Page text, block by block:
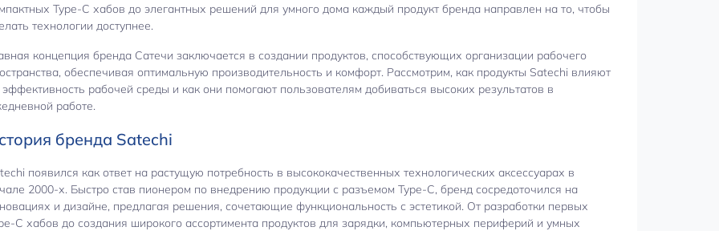
Type-C хабов до элегантных решений для умного дома каждый продукт бренда направлен на то, чтобы
технологии доступнее.
концепция бренда Сатечи заключается в создании продуктов, способствующих организации рабочего
обеспечивая оптимальную производительность и комфорт. Рассмотрим, как продукты Satechi влияют
эффективность рабочей среды и как они помогают пользователям добиваться высоких результатов в
работе.
бренда Satechi
появился как ответ на растущую потребность в высококачественных технологических аксессуарах в
2000-х. Быстро став пионером по внедрению продукции с разъемом Type-C, бренд сосредоточился на
и дизайне, предлагая решения, сочетающие функциональность с эстетикой. От разработки первых
C хабов до создания широкого ассортимента продуктов для зарядки, компьютерных периферий и умных